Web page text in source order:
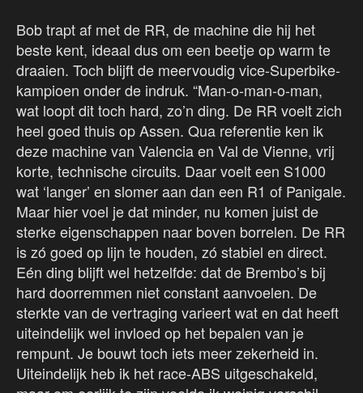
Bob trapt af met de RR, de machine die hij het
beste kent, ideaal dus om een beetje op warm te
draaien. Toch blijft de meervoudig vice-Superbike-
kampioen onder de indruk. “Man-o-man-o-man,
wat loopt dit toch hard, zo’n ding. De RR voelt zich
heel goed thuis op Assen. Qua referentie ken ik
deze machine van Valencia en Val de Vienne, vrij
korte, technische circuits. Daar voelt een S1000
wat ‘langer’ en slomer aan dan een R1 of Panigale.
Maar hier voel je dat minder, nu komen juist de
sterke eigenschappen naar boven borrelen. De RR
is zó goed op lijn te houden, zó stabiel en direct.
Eén ding blijft wel hetzelfde: dat de Brembo’s bij
hard doorremmen niet constant aanvoelen. De
sterkte van de vertraging varieert wat en dat heeft
uiteindelijk wel invloed op het bepalen van je
rempunt. Je bouwt toch iets meer zekerheid in.
Uiteindelijk heb ik het race-ABS uitgeschakeld,